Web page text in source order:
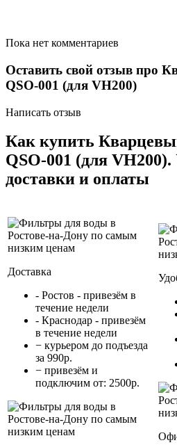
Пока нет комментариев
Оставить свой отзыв про
QSO-001 (для VH200)
Написать отзыв
Как купить
QSO-001 (для VH200).
доставки и оплаты
Доставка
- Ростов - привезём в
течение недели
- Краснодар - привезём
в течение недели
− курьером до подъезда
за 990р.
− привезём и
подключим от: 2500р.